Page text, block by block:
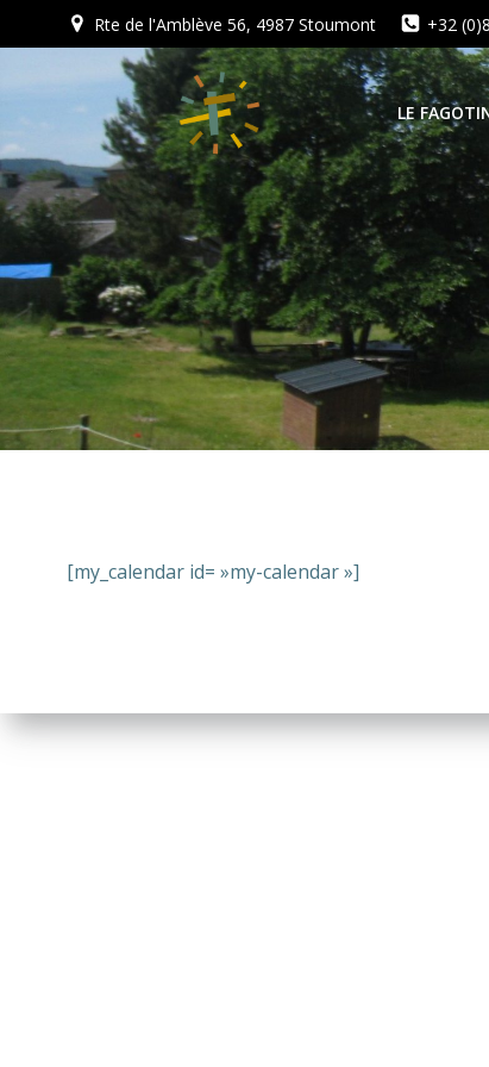
au
Rte de l'Amblève 56, 4987 Stoumont +32
LE
[my_calendar id= »my-calendar »]